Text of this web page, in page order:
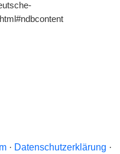
· Datenschutzerklärung ·